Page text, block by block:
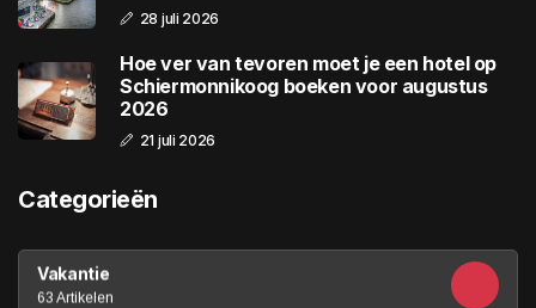
28 juli 2026
Hoe ver van tevoren moet je een hotel op
Schiermonnikoog boeken voor augustus
2026
21 juli 2026
Categorieën
Vakantie
63 Artikelen